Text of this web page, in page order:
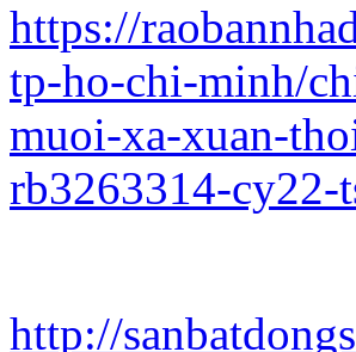
https://
tp-ho-chi-minh/
muoi-xa-xuan-
rb3263314-cy22-
http://